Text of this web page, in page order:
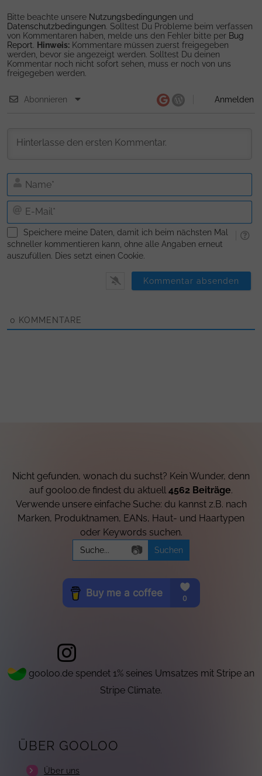
Bitte beachte unsere Nutzungsbedingungen und
Datenschutzbedingungen . Solltest Du Probleme beim verfassen
von Kommentaren haben, melde uns den Fehler bitte per Bug
Report
Hinweis: Kommentare müssen zuerst freigegeben
werden, bevor sie angezeigt werden. Solltest Du deinen
Kommentar noch nicht sofort sehen, muss er noch von uns
freigegeben werden.
Abonnieren Anmelden
E-
Speichere meine Daten, damit ich beim nächsten Mal
schneller kommentieren kann, ohne alle Angaben erneut
auszufüllen. Dies setzt einen Cookie.
0 KOMMENTARE
Nicht gefunden, wonach du suchst? Kein Wunder, denn
auf gooloo.de findest du aktuell 4562 Beiträge.
Verwende unsere einfache Suche: du kannst z.B. nach
Marken, Produktnamen, EANs, Haut- und Haartypen
oder Keywords suchen.
Search
for:
📷
gooloo.de spendet 1% seines Umsatzes mit Stripe an
Stripe Climate.
ÜBER GOOLOO
Über uns